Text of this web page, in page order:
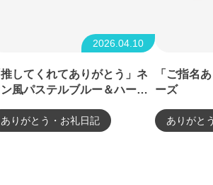
2026.04.10
推してくれてありがとう」ネ
風パステルブルー＆ハート
ありがとう・お礼日記
「ご指名
ーズ
ありがと